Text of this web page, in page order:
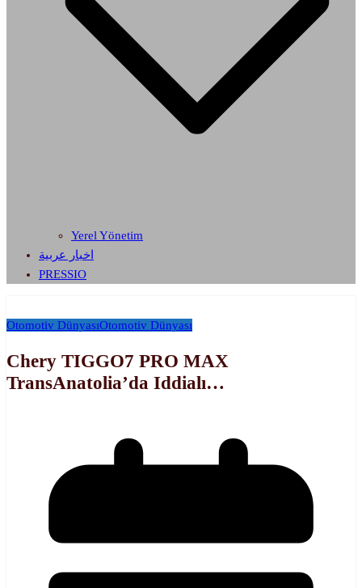
Yerel Yönetim
اخبار عربية
PRESSIO
Otomotiv DünyasıOtomotiv Dünyası
Chery TIGGO7 PRO MAX
TransAnatolia’da Iddialı…